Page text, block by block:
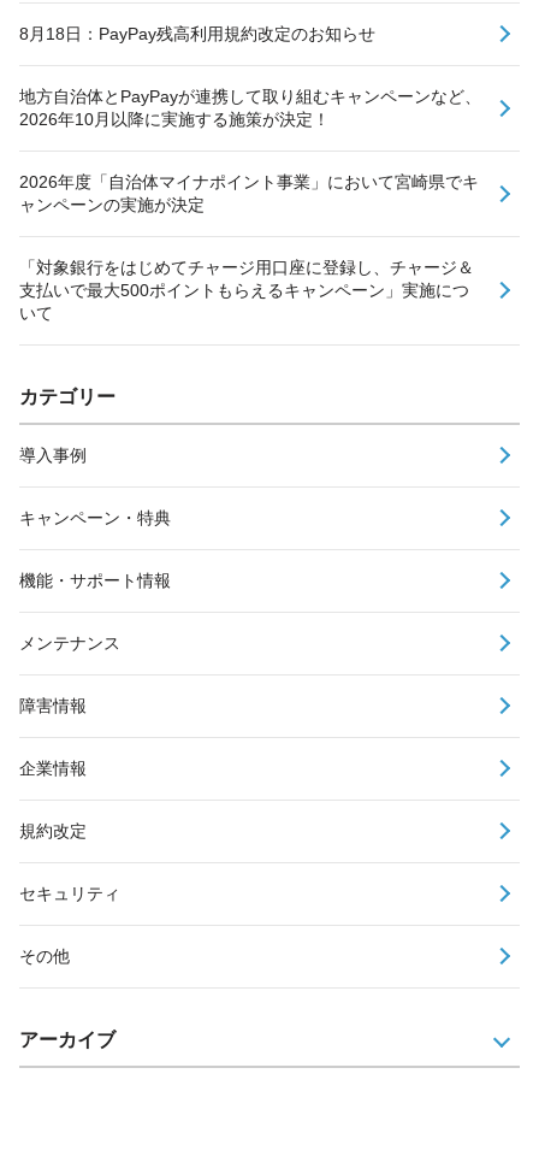
8月18日：PayPay残高利用規約改定のお知らせ
地方自治体とPayPayが連携して取り組むキャンペーンなど、
2026年10月以降に実施する施策が決定！
2026年度「自治体マイナポイント事業」において宮崎県でキ
ャンペーンの実施が決定
「対象銀行をはじめてチャージ用口座に登録し、チャージ＆
支払いで最大500ポイントもらえるキャンペーン」実施につ
いて
カテゴリー
導入事例
キャンペーン・特典
機能・サポート情報
メンテナンス
障害情報
企業情報
規約改定
セキュリティ
その他
アーカイブ